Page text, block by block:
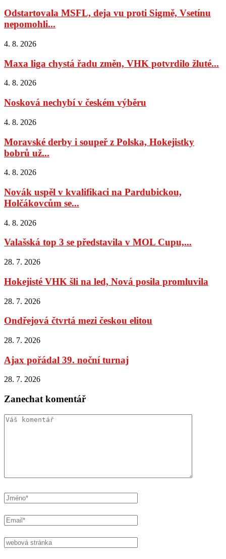
Odstartovala MSFL, deja vu proti Sigmě, Vsetínu
nepomohli...
4. 8. 2026
Maxa liga chystá řadu změn, VHK potvrdilo žluté...
4. 8. 2026
Nosková nechybí v českém výběru
4. 8. 2026
Moravské derby i soupeř z Polska, Hokejistky
bobrů už...
4. 8. 2026
Novák uspěl v kvalifikaci na Pardubickou,
Holčákovcům se...
4. 8. 2026
Valašská top 3 se představila v MOL Cupu,...
28. 7. 2026
Hokejisté VHK šli na led, Nová posila promluvila
28. 7. 2026
Ondřejová čtvrtá mezi českou elitou
28. 7. 2026
Ajax pořádal 39. noční turnaj
28. 7. 2026
Zanechat komentář